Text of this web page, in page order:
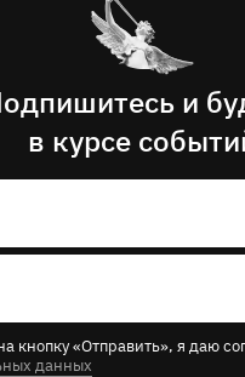
и
в курсе
кнопку «Отправить», я даю
данных